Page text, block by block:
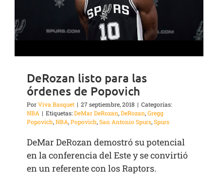
DeRozan listo para las
órdenes de Popovich
PorViva Basquet | 27 septiembre, 2018 | Categorías:
NBA | Etiquetas:DeMar DeRozan,DeRozan,Gregg
Popovich,NBA,Popovich,San Antonio Spurs,Spurs
DeMar DeRozan demostró su potencial
en la conferencia del Este y se convirtió
en un referente con los Raptors.